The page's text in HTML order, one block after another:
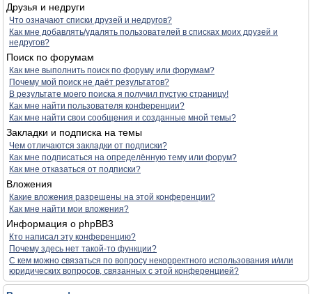
Друзья и недруги
Что означают списки друзей и недругов?
Как мне добавлять/удалять пользователей в списках моих друзей и
недругов?
Поиск по форумам
Как мне выполнить поиск по форуму или форумам?
Почему мой поиск не даёт результатов?
В результате моего поиска я получил пустую страницу!
Как мне найти пользователя конференции?
Как мне найти свои сообщения и созданные мной темы?
Закладки и подписка на темы
Чем отличаются закладки от подписки?
Как мне подписаться на определённую тему или форум?
Как мне отказаться от подписки?
Вложения
Какие вложения разрешены на этой конференции?
Как мне найти мои вложения?
Информация о phpBB3
Кто написал эту конференцию?
Почему здесь нет такой-то функции?
С кем можно связаться по вопросу некорректного использования и/или
юридических вопросов, связанных с этой конференцией?